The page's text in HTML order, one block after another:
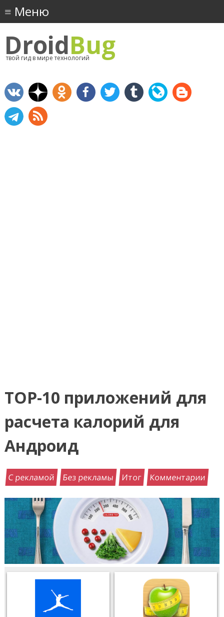
DroidBug
твой гид в мире технологий
TOP-10 приложений для
расчета калорий для
Андроид
С рекламой Без рекламы Итог Комментарии